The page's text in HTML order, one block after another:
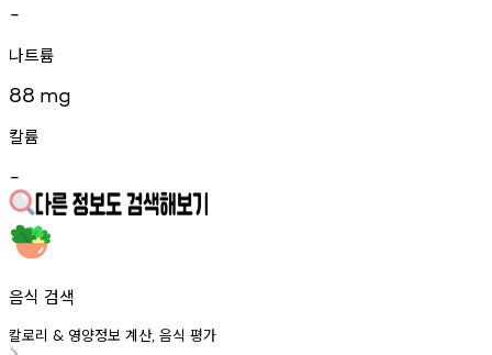
-
나트륨
88 mg
칼륨
-
음식 검색
칼로리 & 영양정보 계산, 음식 평가